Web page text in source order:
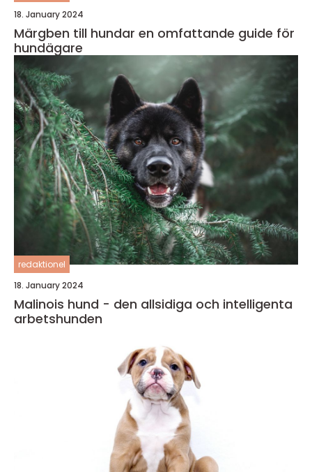
18. January 2024
Märgben till hundar en omfattande guide för
hundägare
redaktionel
18. January 2024
Malinois hund - den allsidiga och intelligenta
arbetshunden